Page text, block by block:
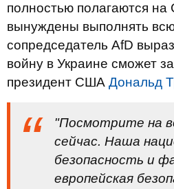
полностью полагаются
вынуждены выполнять
сопредседатель AfD
войну в Украине сможет
президент США Дональд
"Посмотрите на
сейчас. Наша
безопасность и
европейская